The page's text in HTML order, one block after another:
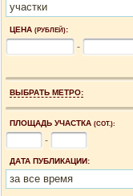
участки
ЦЕНА (РУБЛЕЙ):
-
ВЫБРАТЬ МЕТРО:
ПЛОЩАДЬ УЧАСТКА (СОТ.):
-
ДАТА ПУБЛИКАЦИИ:
за все время